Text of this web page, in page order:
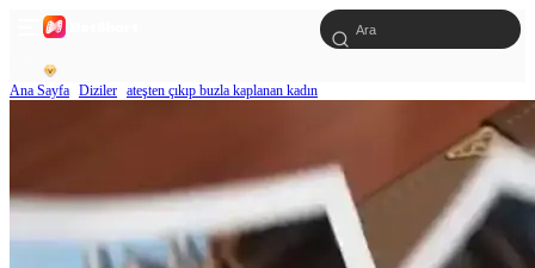
Ana Sayfa Diziler ateşten çıkıp buzla kaplanan kadın